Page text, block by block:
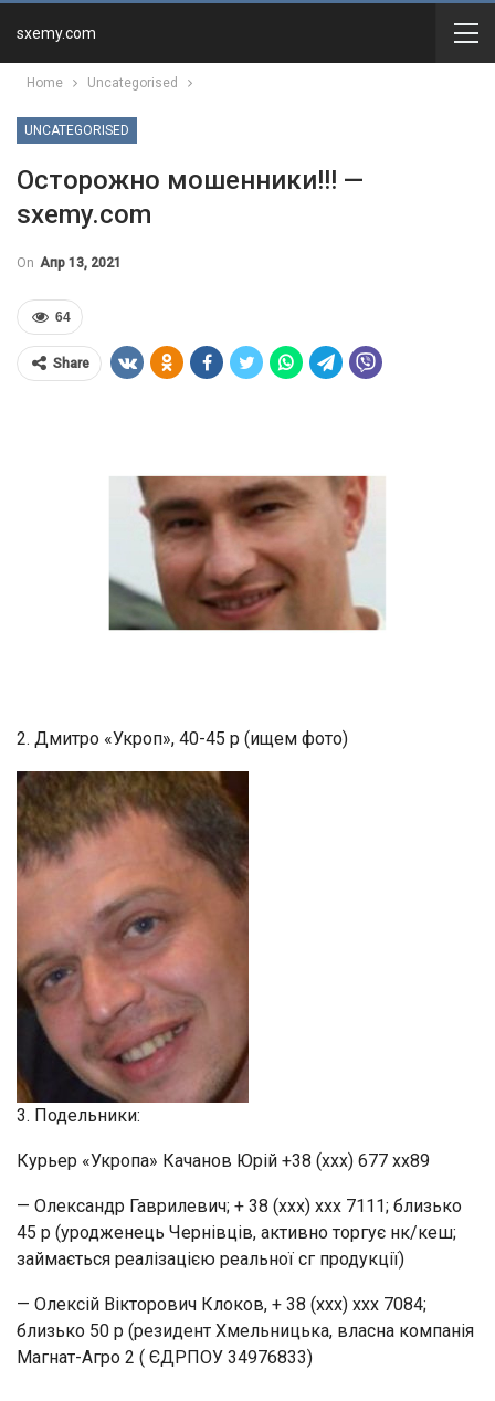
sxemy.com
Home Uncategorised
UNCATEGORISED
Осторожно мошенники!!! —
sxemy.com
On Апр 13, 2021
64
Share
2. Дмитро «Укроп», 40-45 р (ищем фото)
3. Подельники:
Курьер «Укропа» Качанов Юрій +38 (ххх) 677 хх89
— Олександр Гаврилевич; + 38 (ххх) ххх 7111; близько
45 р (уродженець Чернівців, активно торгує нк/кеш;
займається реалізацією реальної сг продукції)
— Олексій Вікторович Клоков, + 38 (ххх) ххх 7084;
близько 50 р (резидент Хмельницька, власна компанія
Магнат-Агро 2 ( ЄДРПОУ 34976833)